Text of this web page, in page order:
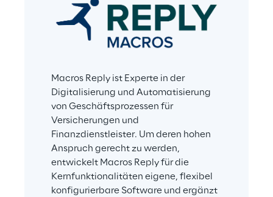
Macros Reply ist Experte in der
Digitalisierung und Automatisierung
von Geschäftsprozessen für
Versicherungen und
Finanzdienstleister. Um deren hohen
Anspruch gerecht zu werden,
entwickelt Macros Reply für die
Kernfunktionalitäten eigene, flexibel
konfigurierbare Software und ergänzt